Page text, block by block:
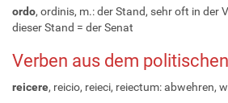
ordo, ordinis, m.: der Stand, sehr oft in der
dieser Stand = der Senat
Verben aus dem
reicere, reicio, reieci, reiectum: abwehren,